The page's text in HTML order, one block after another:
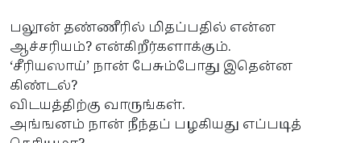
பலூன் தண்ணீரில் மிதப்பதில் என்ன
ஆச்சரியம்? என்கிறீர்களாக்கும்.
‘சீரியஸாய்’ நான் பேசும்போது இதென்ன
கிண்டல்?
விடயத்திற்கு வாருங்கள்.
அங்ஙனம் நான் நீந்தப் பழகியது எப்படித்